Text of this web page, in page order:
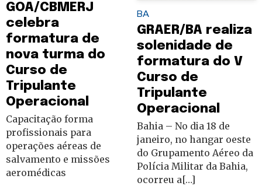
GOA/CBMERJ
celebra
formatura de
nova turma do
Curso de
Tripulante
Operacional
Capacitação forma
profissionais para
operações aéreas de
salvamento e missões
aeromédicas
BA
GRAER/BA realiza
solenidade de
formatura do V
Curso de
Tripulante
Operacional
Bahia – No dia 18 de
janeiro, no hangar oeste
do Grupamento Aéreo da
Polícia Militar da Bahia,
ocorreu a[…]